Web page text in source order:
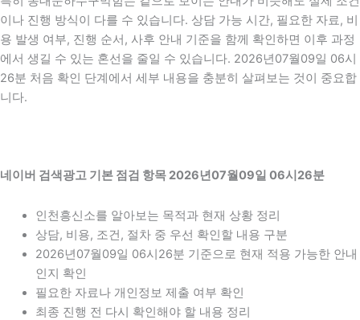
이나 진행 방식이 다를 수 있습니다. 상담 가능 시간, 필요한 자료, 비
용 발생 여부, 진행 순서, 사후 안내 기준을 함께 확인하면 이후 과정
에서 생길 수 있는 혼선을 줄일 수 있습니다. 2026년07월09일 06시
26분 처음 확인 단계에서 세부 내용을 충분히 살펴보는 것이 중요합
니다.
네이버 검색광고 기본 점검 항목 2026년07월09일 06시26분
인천흥신소를 알아보는 목적과 현재 상황 정리
상담, 비용, 조건, 절차 중 우선 확인할 내용 구분
2026년07월09일 06시26분 기준으로 현재 적용 가능한 안내
인지 확인
필요한 자료나 개인정보 제출 여부 확인
최종 진행 전 다시 확인해야 할 내용 정리